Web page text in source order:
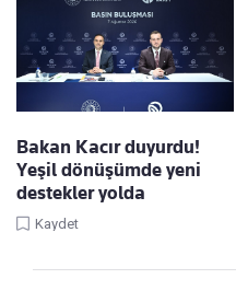
Bakan Kacır duyurdu!
Yeşil dönüşümde yeni
destekler yolda
Kaydet